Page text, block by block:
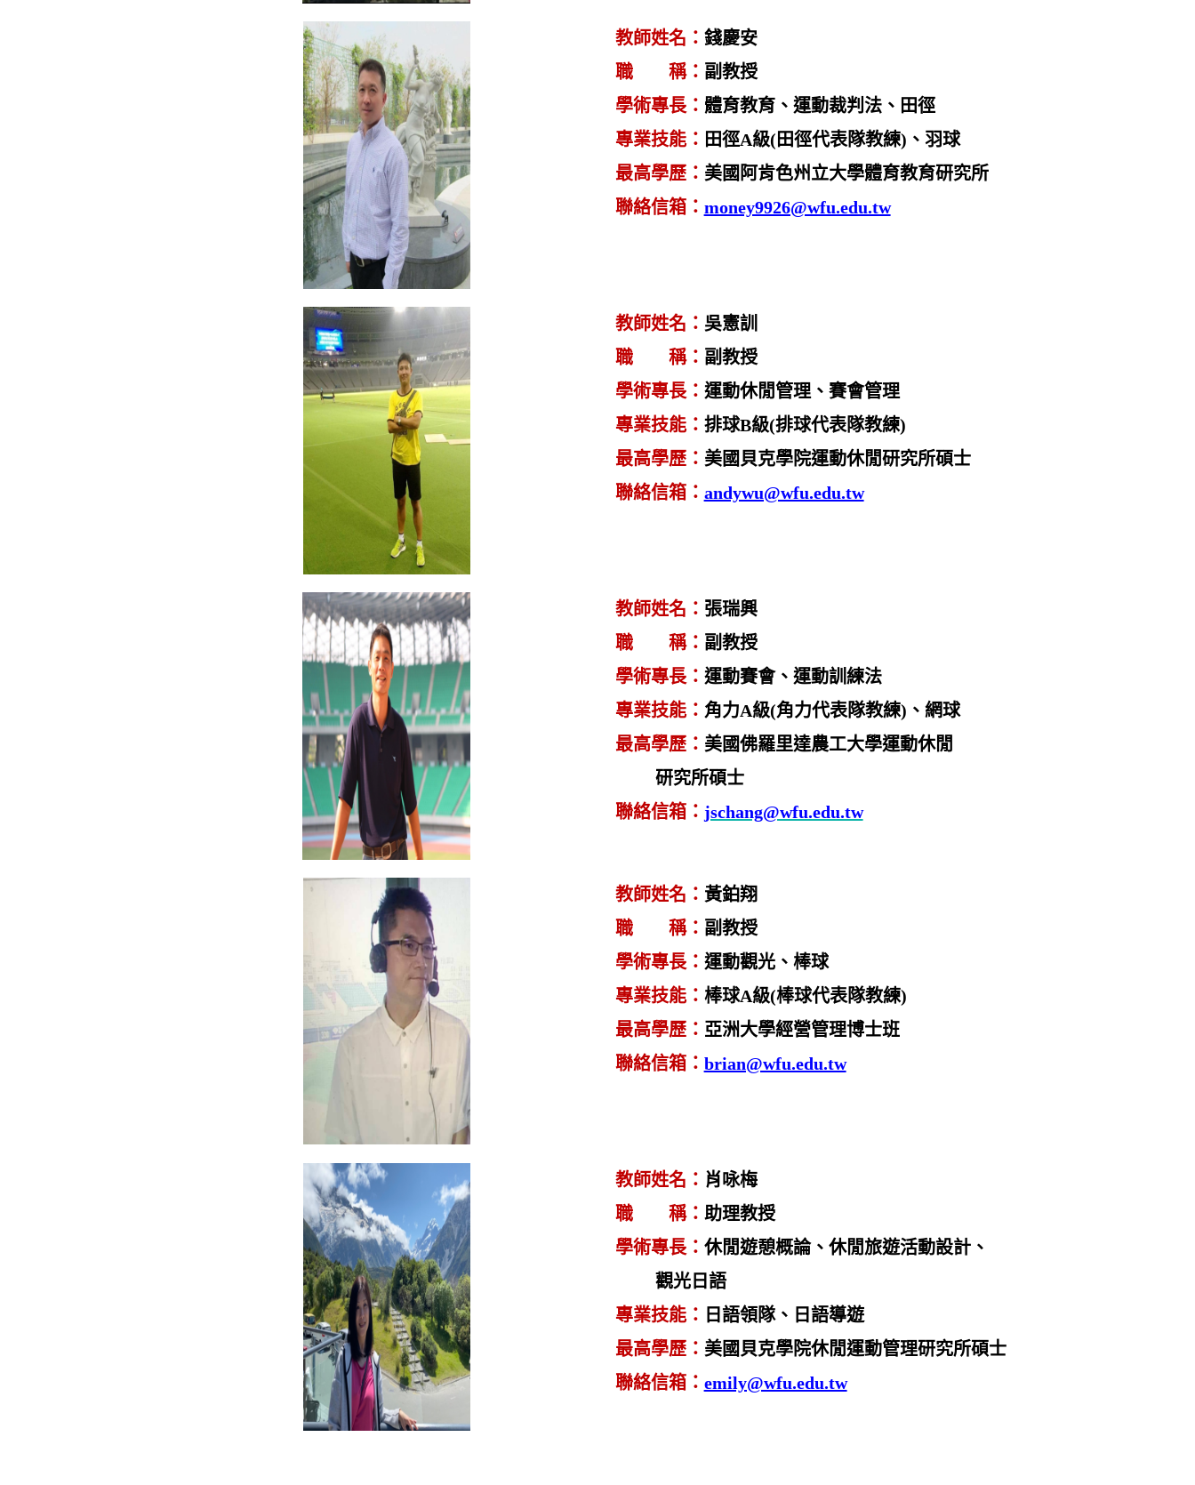
教師姓名 ： 錢慶安
職 稱： 副教授
學術專長： 體育教育、運動裁判法、田徑
專業技能： 田徑A級( 田徑代表隊教練)、羽球
最高學歷： 美國阿肯色州立大學體育教育研究所
聯絡信箱： money9926@wfu.edu.tw
教師姓名 ： 吳憲訓
職 稱： 副教授
學術專長： 運動休閒管理、賽會管理
專業技能： 排球B級(排球代表隊教練)
最高學歷： 美國貝克學院運動休閒研究所碩士
聯絡信箱： andywu@wfu.edu.tw
教師姓名 ： 張瑞興
職 稱： 副教授
學術專長： 運動賽會、運動訓練法
專業技能： 角力A級(角力代表隊教練) 、網球
最高學歷： 美國佛羅里達農工大學運動休閒
研究所碩士
聯絡信箱： jschang@wfu.edu.tw
教師姓名 ： 黃鉑翔
職 稱： 副教授
學術專長： 運動觀光、棒球
專業技能： 棒球A級(棒球代表隊教練)
最高學歷： 亞洲大學經營管理博士班
聯絡信箱： brian@wfu.edu.tw
教師姓名 ： 肖咏梅
職 稱： 助理教授
學術專長： 休閒遊憩概論、休閒旅遊活動設計、
觀光日語
專業技能： 日語領隊、日語導遊
最高學歷： 美國貝克學院休閒運動管理研究所碩士
聯絡信箱： emily@wfu.edu.tw